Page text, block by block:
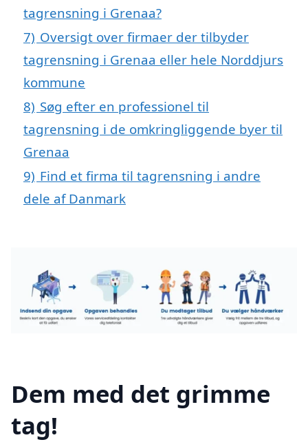
tagrensning i Grenaa?
7) Oversigt over firmaer der tilbyder
tagrensning i Grenaa eller hele Norddjurs
kommune
8) Søg efter en professionel til
tagrensning i de omkringliggende byer til
Grenaa
9) Find et firma til tagrensning i andre
dele af Danmark
Dem med det grimme
tag!